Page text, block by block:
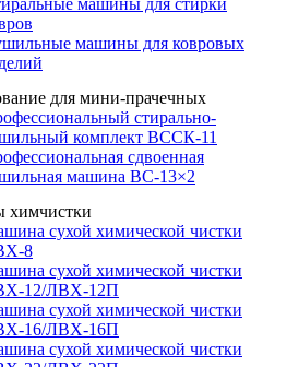
машины для стирки
машины для ковровых
для мини-прачечных
стирально-
комплект ВССК-11
сдвоенная
машина ВС-13×2
сухой химической чистки
8
сухой химической чистки
12/ЛВХ-12П
сухой химической чистки
16/ЛВХ-16П
сухой химической чистки